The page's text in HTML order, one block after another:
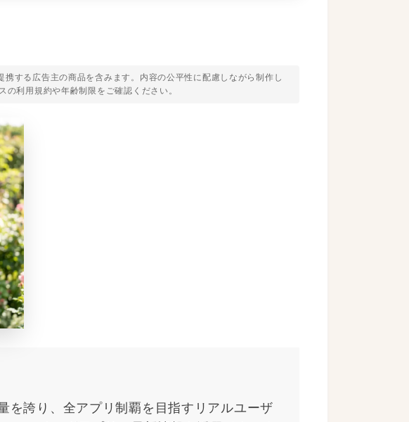
する広告主の商品を含みます。内容の公平性に配慮しながら制作し
利用規約や年齢制限をご確認ください。
を誇り、全アプリ制覇を目指すリアルユーザ